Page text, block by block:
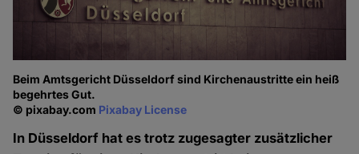
Beim Amtsgericht Düsseldorf sind Kirchenaustritte ein heiß
begehrtes Gut.
© pixabay.com Pixabay License
In Düsseldorf hat es trotz zugesagter zusätzlicher